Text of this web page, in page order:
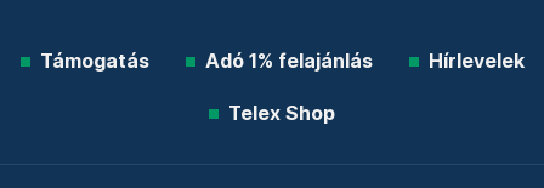
Támogatás Adó 1% felajánlás Hírlevelek
Telex Shop